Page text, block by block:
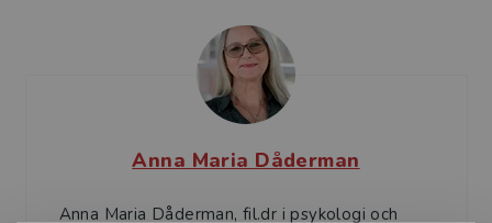
Anna Maria Dåderman
Anna Maria Dåderman, fil.dr i psykologi och